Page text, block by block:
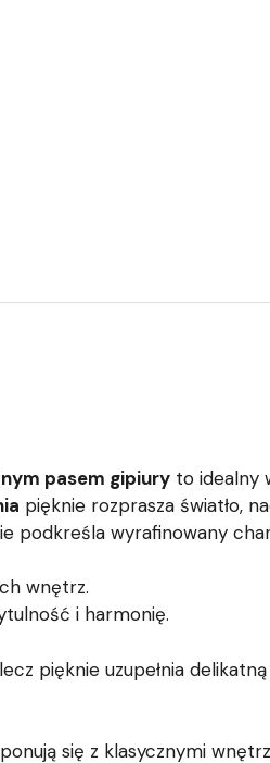
pasem gipiury to idealny
pięknie rozprasza światło,
podkreśla wyrafinowany
wnętrz.
i harmonię.
pięknie uzupełnia
się z klasycznymi